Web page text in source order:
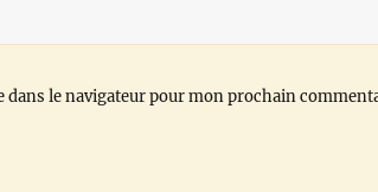
le navigateur pour mon prochain